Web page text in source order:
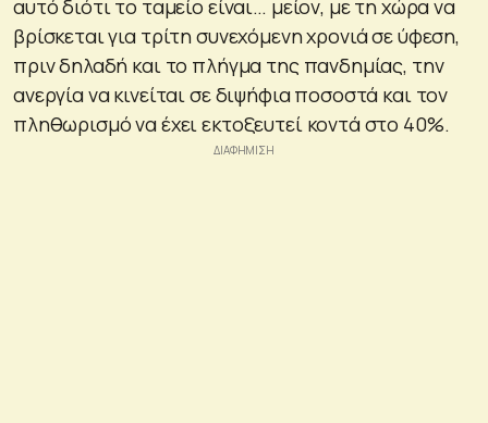
αυτό διότι το ταμείο είναι… μείον, με τη χώρα να
βρίσκεται για τρίτη συνεχόμενη χρονιά σε ύφεση,
πριν δηλαδή και το πλήγμα της πανδημίας, την
ανεργία να κινείται σε διψήφια ποσοστά και τον
πληθωρισμό να έχει εκτοξευτεί κοντά στο 40%.